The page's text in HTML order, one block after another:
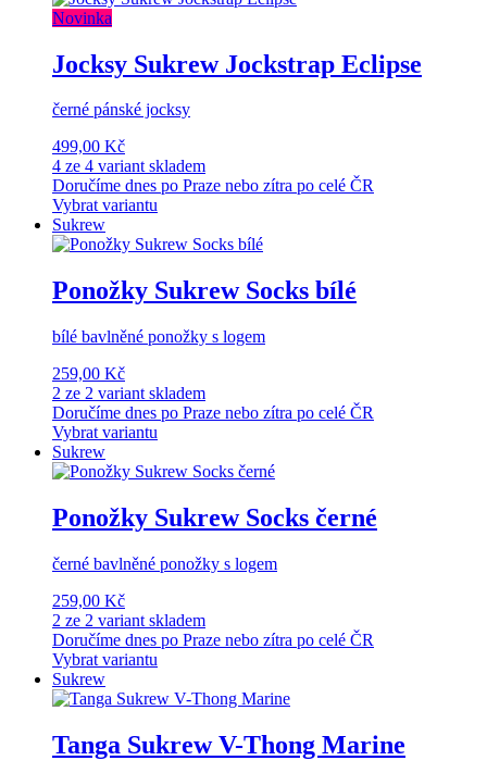
Novinka
Jocksy Sukrew Jockstrap Eclipse
černé pánské jocksy
499,00 Kč
4 ze 4 variant skladem
Doručíme dnes po Praze nebo zítra po celé ČR
Vybrat variantu
Sukrew
Ponožky Sukrew Socks bílé
bílé bavlněné ponožky s logem
259,00 Kč
2 ze 2 variant skladem
Doručíme dnes po Praze nebo zítra po celé ČR
Vybrat variantu
Sukrew
Ponožky Sukrew Socks černé
černé bavlněné ponožky s logem
259,00 Kč
2 ze 2 variant skladem
Doručíme dnes po Praze nebo zítra po celé ČR
Vybrat variantu
Sukrew
Tanga Sukrew V-Thong Marine